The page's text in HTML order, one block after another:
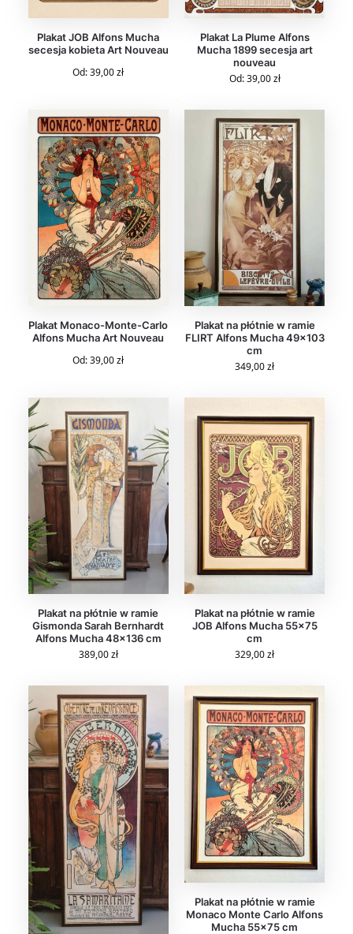
Plakat JOB Alfons Mucha
secesja kobieta Art Nouveau
Od:39,00zł
Plakat La Plume Alfons
Mucha 1899 secesja art
nouveau
Od:39,00zł
Plakat Monaco-Monte-Carlo
Alfons Mucha Art Nouveau
Od:39,00zł
Plakat na płótnie w ramie
FLIRT Alfons Mucha 49×103
cm
349,00zł
Plakat na płótnie w ramie
Gismonda Sarah Bernhardt
Alfons Mucha 48×136 cm
389,00zł
Plakat na płótnie w ramie
JOB Alfons Mucha 55×75
cm
329,00zł
Plakat na płótnie w ramie
Monaco Monte Carlo Alfons
Mucha 55×75 cm